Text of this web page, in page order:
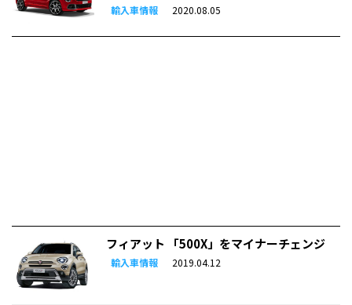
輸入車情報 2020.08.05
フィアット 「500X」をマイナーチェンジ
輸入車情報 2019.04.12